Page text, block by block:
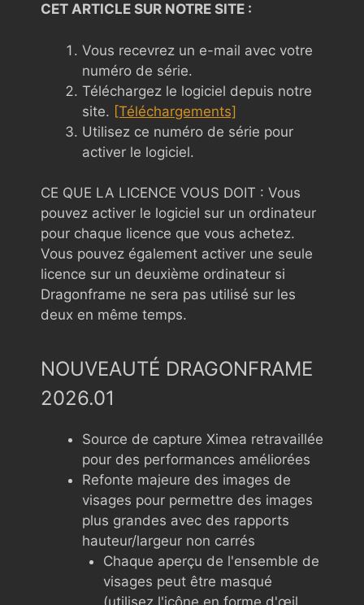
CET ARTICLE SUR NOTRE SITE :
Vous recevrez un e-mail avec votre
numéro de série.
Téléchargez le logiciel depuis notre
site. [Téléchargements]
Utilisez ce numéro de série pour
activer le logiciel.
CE QUE LA LICENCE VOUS DOIT : Vous
pouvez activer le logiciel sur un ordinateur
pour chaque licence que vous achetez.
Vous pouvez également activer une seule
licence sur un deuxième ordinateur si
Dragonframe ne sera pas utilisé sur les
deux en même temps.
NOUVEAUTÉ DRAGONFRAME
2026.01
Source de capture Ximea retravaillée
pour des performances améliorées
Refonte majeure des images de
visages pour permettre des images
plus grandes avec des rapports
hauteur/largeur non carrés
Chaque aperçu de l'ensemble de
visages peut être masqué
(utilisez l'icône en forme d'œil